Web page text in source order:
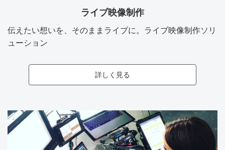
ライブ映像制作
伝えたい想いを、そのままライブに。ライブ映像制作ソリ
ューション
詳しく見る